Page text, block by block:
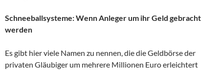
Schneeballsysteme: Wenn Anleger um ihr Geld gebracht
werden
Es gibt hier viele Namen zu nennen, die die Geldbörse der
privaten Gläubiger um mehrere Millionen Euro erleichtert